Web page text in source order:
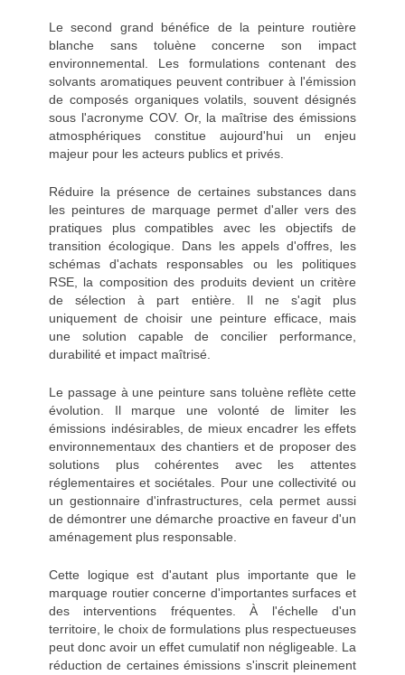
Le second grand bénéfice de la peinture routière
blanche sans toluène concerne son impact
environnemental. Les formulations contenant des
solvants aromatiques peuvent contribuer à l'émission
de composés organiques volatils, souvent désignés
sous l'acronyme COV. Or, la maîtrise des émissions
atmosphériques constitue aujourd'hui un enjeu
majeur pour les acteurs publics et privés.
Réduire la présence de certaines substances dans
les peintures de marquage permet d'aller vers des
pratiques plus compatibles avec les objectifs de
transition écologique. Dans les appels d'offres, les
schémas d'achats responsables ou les politiques
RSE, la composition des produits devient un critère
de sélection à part entière. Il ne s'agit plus
uniquement de choisir une peinture efficace, mais
une solution capable de concilier performance,
durabilité et impact maîtrisé.
Le passage à une peinture sans toluène reflète cette
évolution. Il marque une volonté de limiter les
émissions indésirables, de mieux encadrer les effets
environnementaux des chantiers et de proposer des
solutions plus cohérentes avec les attentes
réglementaires et sociétales. Pour une collectivité ou
un gestionnaire d'infrastructures, cela permet aussi
de démontrer une démarche proactive en faveur d'un
aménagement plus responsable.
Cette logique est d'autant plus importante que le
marquage routier concerne d'importantes surfaces et
des interventions fréquentes. À l'échelle d'un
territoire, le choix de formulations plus respectueuses
peut donc avoir un effet cumulatif non négligeable. La
réduction de certaines émissions s'inscrit pleinement